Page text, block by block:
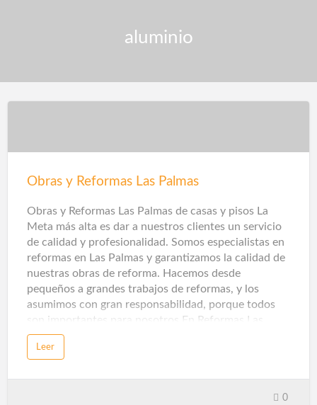
aluminio
Obras y Reformas Las Palmas
Obras y Reformas Las Palmas de casas y pisos La
Meta más alta es dar a nuestros clientes un servicio
de calidad y profesionalidad. Somos especialistas en
reformas en Las Palmas y garantizamos la calidad de
nuestras obras de reforma. Hacemos desde
pequeños a grandes trabajos de reformas, y los
asumimos con gran responsabilidad, porque todos
son importantes para nosotros.En Reformas Las
Palmas nuestros especialistas en reformas le darán
un presupuesto sin compromiso para la reforma de
centros médicos, gabinetes, etc. Somos varios
equipos de profesionales del sector de las reformas y
Leer
0